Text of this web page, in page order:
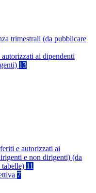
trimestrali (da pubblicare
ai dipendenti
13
e autorizzati ai
e non dirigenti) (da
11
7